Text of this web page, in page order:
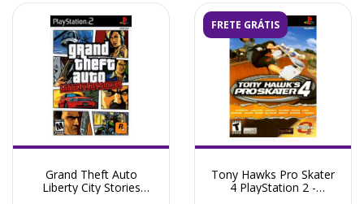
Grand Theft Auto
Liberty City Stories
FRETE GRÁTIS
Tony Hawks Pro Skater
4 PlayStation 2 -